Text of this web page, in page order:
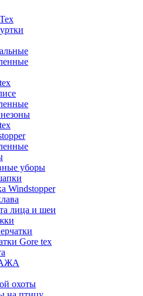
уборы
Windstopper
лица и шеи
Gore tex
охоты